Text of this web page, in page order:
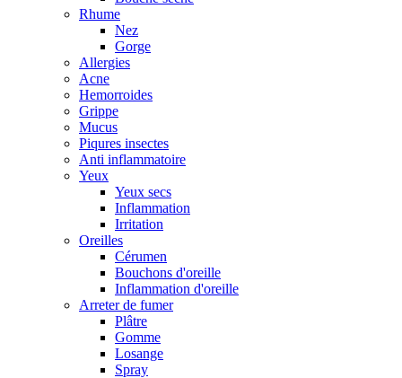
Rhume
Nez
Gorge
Allergies
Acne
Hemorroides
Grippe
Mucus
Piqures insectes
Anti inflammatoire
Yeux
Yeux secs
Inflammation
Irritation
Oreilles
Cérumen
Bouchons d'oreille
Inflammation d'oreille
Arreter de fumer
Plâtre
Gomme
Losange
Spray